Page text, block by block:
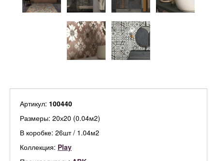
Артикул: 100440
Размеры: 20х20 (0.04м2)
В коробке: 26шт / 1.04м2
Коллекция: Play